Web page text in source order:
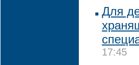
Для
17:45